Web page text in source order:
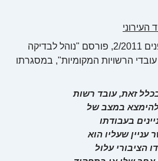
העירוני
בחוזר מנכ"ל משרד הפנים 2/2011, פורסם "נוהל לבדיקה
עובדי הרשויות המקומיות", במסגרתו
זאת, עובד רשות
במצב של
בעבודתו
עניין שעליו הוא
הציבורי עלול